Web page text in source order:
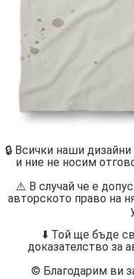
🔒 Всички наши
и ние не носим
⚠️ В случай че е
авторското право на
⬇️ Той ще бъде
доказателство за
©️ Благодарим ви